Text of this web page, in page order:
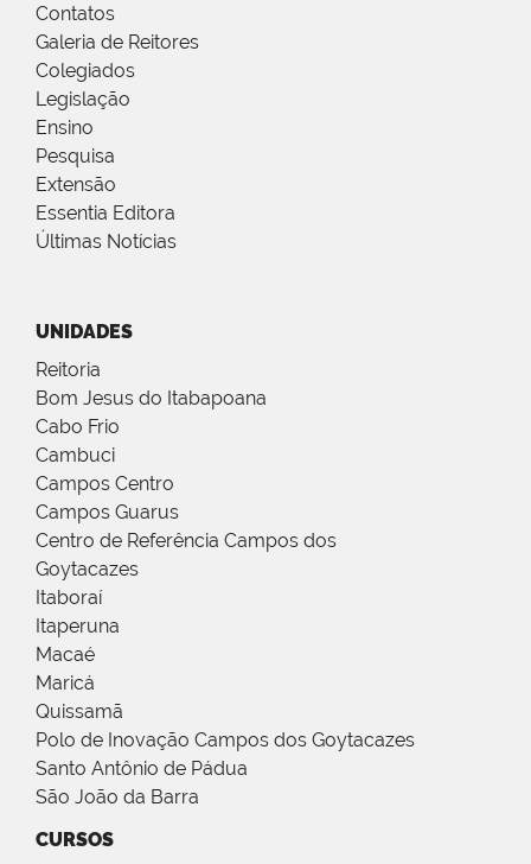
Contatos
Galeria de Reitores
Colegiados
Legislação
Ensino
Pesquisa
Extensão
Essentia Editora
Últimas Notícias
UNIDADES
Reitoria
Bom Jesus do Itabapoana
Cabo Frio
Cambuci
Campos Centro
Campos Guarus
Centro de Referência Campos dos
Goytacazes
Itaboraí
Itaperuna
Macaé
Maricá
Quissamã
Polo de Inovação Campos dos Goytacazes
Santo Antônio de Pádua
São João da Barra
CURSOS